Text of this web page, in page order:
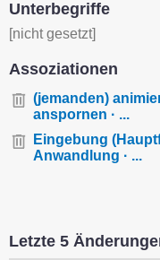
Unterbegriffe
[nicht gesetzt]
Assoziationen
(jemanden)
anspornen · ...
Eingebung
Anwandlung · ...
Letzte 5